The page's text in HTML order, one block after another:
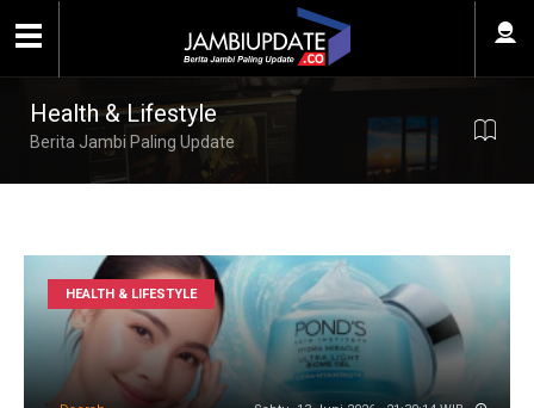
Health & Lifestyle
Berita Jambi Paling Update
HEALTH & LIFESTYLE